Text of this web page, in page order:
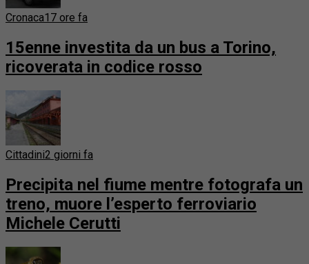
Cronaca17 ore fa
15enne investita da un bus a Torino,
ricoverata in codice rosso
Cittadini2 giorni fa
Precipita nel fiume mentre fotografa un
treno, muore l’esperto ferroviario
Michele Cerutti